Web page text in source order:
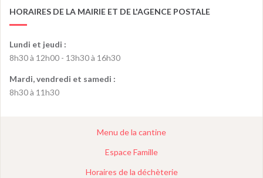
HORAIRES DE LA MAIRIE ET DE L'AGENCE POSTALE
Lundi et jeudi :
8h30 à 12h00 - 13h30 à 16h30
Mardi, vendredi et samedi :
8h30 à 11h30
Menu de la cantine
Espace Famille
Horaires de la déchèterie